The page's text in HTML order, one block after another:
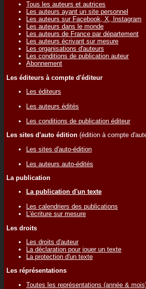
Tous les auteurs et autrices
Les auteurs ayant un site personnel
Les auteurs sur Facebook, X, Instagram
Les auteurs dans le monde
Les auteurs de France par département
Les auteurs écrivant sur mesure
Les organisations d'auteurs
Les conditions de publication auteur
Abonnement
Les éditeurs à compte d'éditeur
Les éditeurs
Les auteurs édités
Les conditions de publication éditeur
Les sites d'auto édition (édition à compte
Les sites d'auto-édition
Les auteurs auto-édités
La publication
La publication d'un texte
Les calendriers des publications
L'écriture sur mesure
Les droits
Les droits d'auteur
La déclaration pour jouer un texte
La protection d'un texte
Les réprésentations
Toutes les représentations (année &